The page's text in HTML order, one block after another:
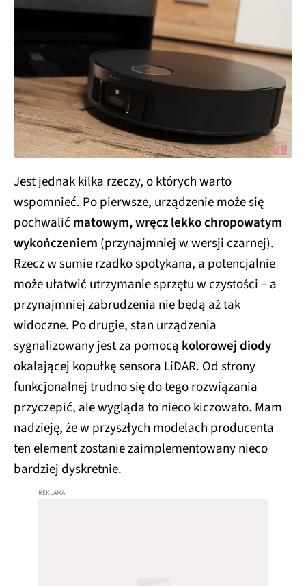
Jest jednak kilka rzeczy, o których warto
wspomnieć. Po pierwsze, urządzenie może się
pochwalić matowym, wręcz lekko chropowatym
wykończeniem (przynajmniej w wersji czarnej).
Rzecz w sumie rzadko spotykana, a potencjalnie
może ułatwić utrzymanie sprzętu w czystości – a
przynajmniej zabrudzenia nie będą aż tak
widoczne. Po drugie, stan urządzenia
sygnalizowany jest za pomocą kolorowej diody
okalającej kopułkę sensora LiDAR. Od strony
funkcjonalnej trudno się do tego rozwiązania
przyczepić, ale wygląda to nieco kiczowato. Mam
nadzieję, że w przyszłych modelach producenta
ten element zostanie zaimplementowany nieco
bardziej dyskretnie.